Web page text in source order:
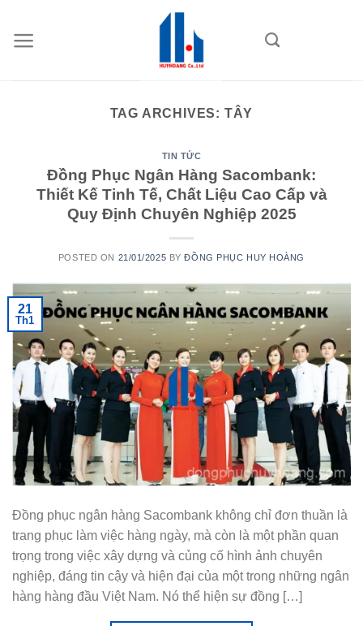
content
TAG ARCHIVES: TÂY
TIN TỨC
Đồng Phục Ngân Hàng Sacombank:
Thiết Kế Tinh Tế, Chất Liệu Cao Cấp và
Quy Định Chuyên Nghiệp 2025
POSTED ON 21/01/2025 BYĐỒNG PHỤC HUY HOÀNG
21
Th1
Đồng phục ngân hàng Sacombank không chỉ đơn thuần là
trang phục làm việc hàng ngày, mà còn là một phần quan
trọng trong việc xây dựng và củng cố hình ảnh chuyên
nghiệp, đáng tin cậy và hiện đại của một trong những ngân
hàng hàng đầu Việt Nam. Nó thể hiện sự đồng […]